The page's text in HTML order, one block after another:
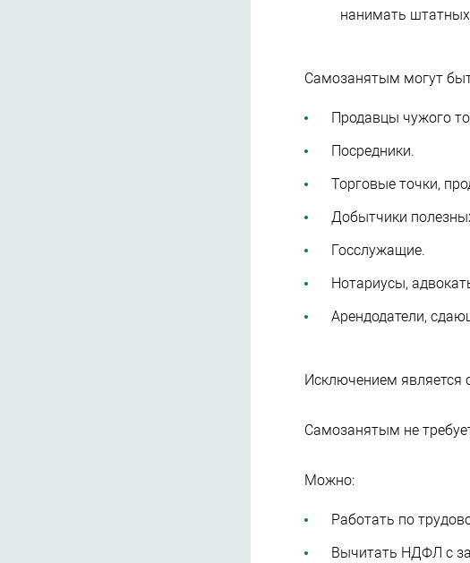
нанимать штатных
Самозанятым могут
Продавцы чужого
Посредники.
Торговые точки,
Добытчики
Госслужащие.
Нотариусы,
Арендодатели,
Исключением является
Самозанятым не
Можно:
Работать по
Вычитать НДФЛ с